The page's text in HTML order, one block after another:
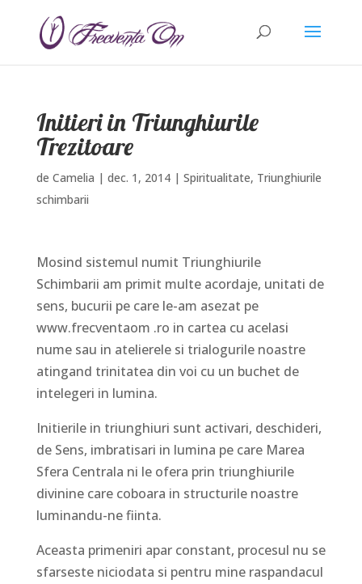
Initieri in Triunghiurile
Trezitoare
de Camelia | dec. 1, 2014| Spiritualitate, Triunghiurile
schimbarii
Mosind sistemul numit Triunghiurile
Schimbarii am primit multe acordaje, unitati de
sens, bucurii pe care le-am asezat pe
www.frecventaom .ro in cartea cu acelasi
nume sau in atelierele si trialogurile noastre
atingand trinitatea din voi cu un buchet de
intelegeri in lumina.
Initierile in triunghiuri sunt activari, deschideri,
de Sens, imbratisari in lumina pe care Marea
Sfera Centrala ni le ofera prin triunghiurile
divinine care coboara in structurile noastre
luminandu-ne fiinta.
Aceasta primeniri apar constant, procesul nu se
sfarseste niciodata si pentru mine raspandacul